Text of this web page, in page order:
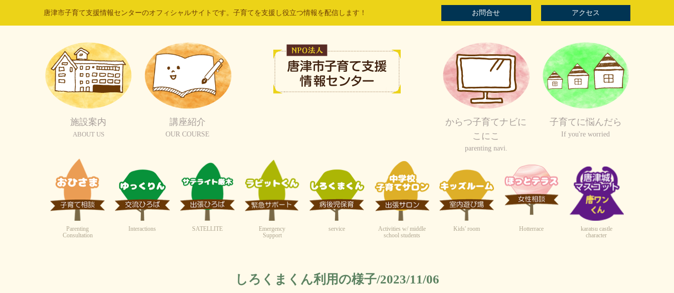
唐津市子育て支援情報センターのオフィシャルサイトです。子育てを支援し役立つ情報を配信します！ お問合せ アクセス
施設案内
ABOUT US
講座紹介
OUR COURSE
からつ子育てナビに
こにこ
parenting navi.
子育てに悩んだら
If you're worried
Parenting
Consultation
Interactions SATELLITE
Emergency
Support
service
Activities w/ middle
school students
Kids' room Hotterrace
karatsu castle
character
しろくまくん利用の様子/2023/11/06